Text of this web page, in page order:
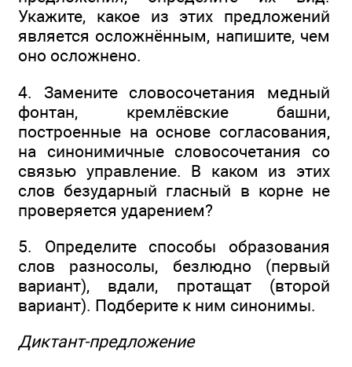
Укажите, какое из этих предложений
является осложнённым, напишите, чем
оно осложнено.
4. Замените словосочетания медный
фонтан, кремлёвские башни,
построенные на основе согласования,
на синонимичные словосочетания со
связью управление. В каком из этих
слов безударный гласный в корне не
проверяется ударением?
5. Определите способы образования
слов разносолы, безлюдно (первый
вариант), вдали, протащат (второй
вариант). Подберите к ним синонимы.
Диктант-предложение